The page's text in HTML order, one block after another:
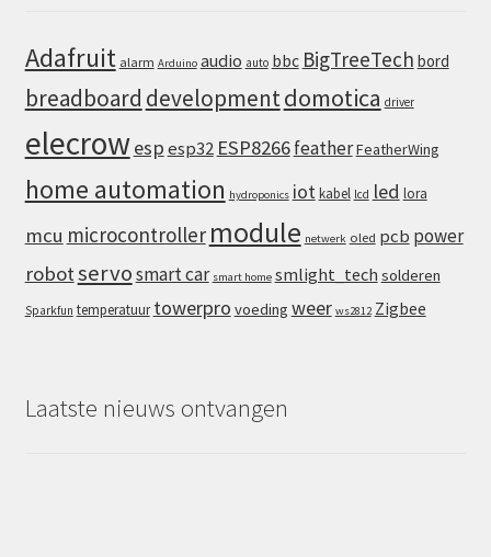
Adafruit alarm Arduino audio auto bbc BigTreeTech bord
breadboard developmentdomotica driver
elecrowespesp32 ESP8266featherFeatherWing
home automation hydroponics iot kabel lcd led lora
mcu microcontroller module netwerk oled pcb power
robotservosmart car smart home smlight_tech solderen
Sparkfun temperatuur towerpro voeding weer ws2812 Zigbee
Laatste nieuws ontvangen